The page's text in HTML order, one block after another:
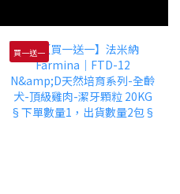
買一送一